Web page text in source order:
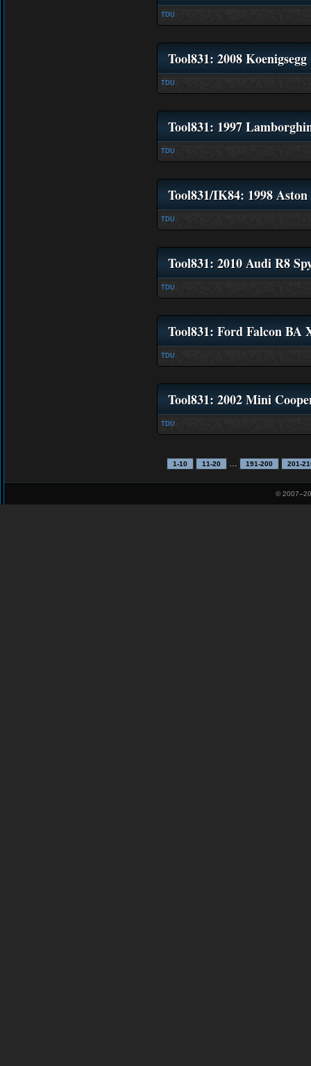
TDU
Tool831: 2008
TDU
Tool831: 1997
TDU
Tool831/IK84: 1998
TDU
Tool831: 2010 Audi R8
TDU
Tool831: Ford Falcon
TDU
Tool831: 2002 Mini
TDU
1-10 11-20 … 191-200 201-
© 2007–